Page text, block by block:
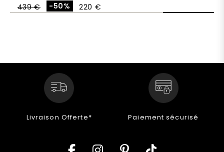
439 €
-50% 220 €
Livraison Offerte* Paiement sécurisé